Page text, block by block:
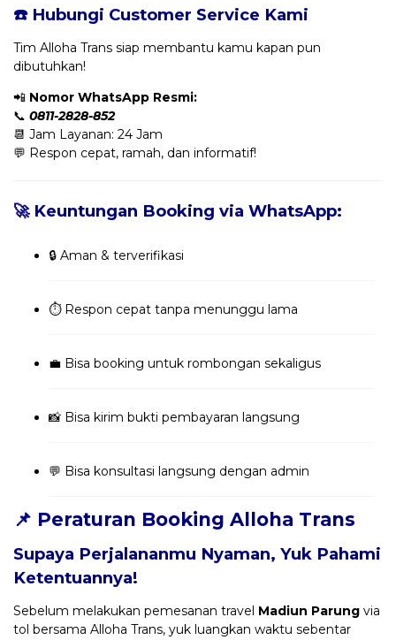
☎️ Hubungi Customer Service Kami
Tim Alloha Trans siap membantu kamu kapan pun
dibutuhkan!
📲 Nomor WhatsApp Resmi:
📞 0811-2828-852
📆 Jam Layanan: 24 Jam
💬 Respon cepat, ramah, dan informatif!
🚀 Keuntungan Booking via WhatsApp:
🔒 Aman & terverifikasi
⏱️ Respon cepat tanpa menunggu lama
💼 Bisa booking untuk rombongan sekaligus
📸 Bisa kirim bukti pembayaran langsung
💬 Bisa konsultasi langsung dengan admin
📌 Peraturan Booking Alloha Trans
Supaya Perjalananmu Nyaman, Yuk Pahami
Ketentuannya!
Sebelum melakukan pemesanan travel Madiun Parung via
tol bersama Alloha Trans, yuk luangkan waktu sebentar